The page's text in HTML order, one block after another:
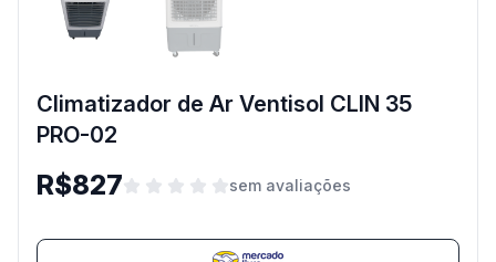
Climatizador de Ar Ventisol CLIN 35
PRO-02
R$827 sem avaliações